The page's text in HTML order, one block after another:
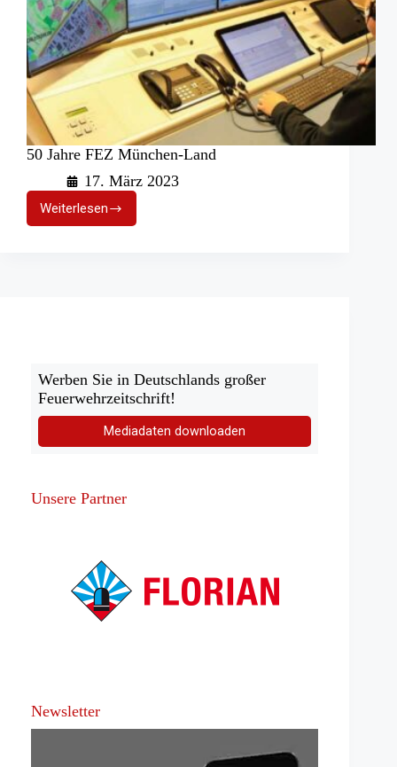
50 Jahre FEZ München-Land
17. März 2023
Weiterlesen
50
Jahre
Werben Sie in Deutschlands großer
Feuerwehrzeitschrift!
Mediadaten downloaden
Unsere Partner
Newsletter